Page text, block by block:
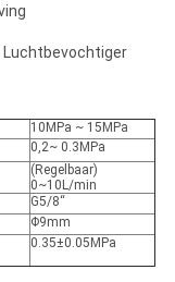
Luchtbevochtiger
10MPa ~ 15MPa
0,2~ 0.3MPa
(Regelbaar)
0~10L/min
G5/8“
Φ9mm
0.35±0.05MPa